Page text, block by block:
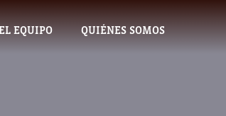
EQUIPO QUIÉNES SOMOS